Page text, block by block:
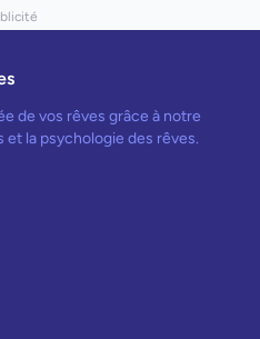
de vos rêves grâce à notre
la psychologie des rêves.